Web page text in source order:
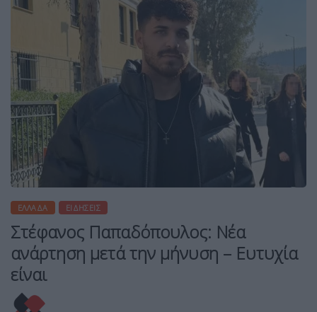
ΕΛΛΆΔΑ ΕΙΔΉΣΕΙΣ
Στέφανος Παπαδόπουλος: Νέα
ανάρτηση μετά την μήνυση – Ευτυχία
είναι